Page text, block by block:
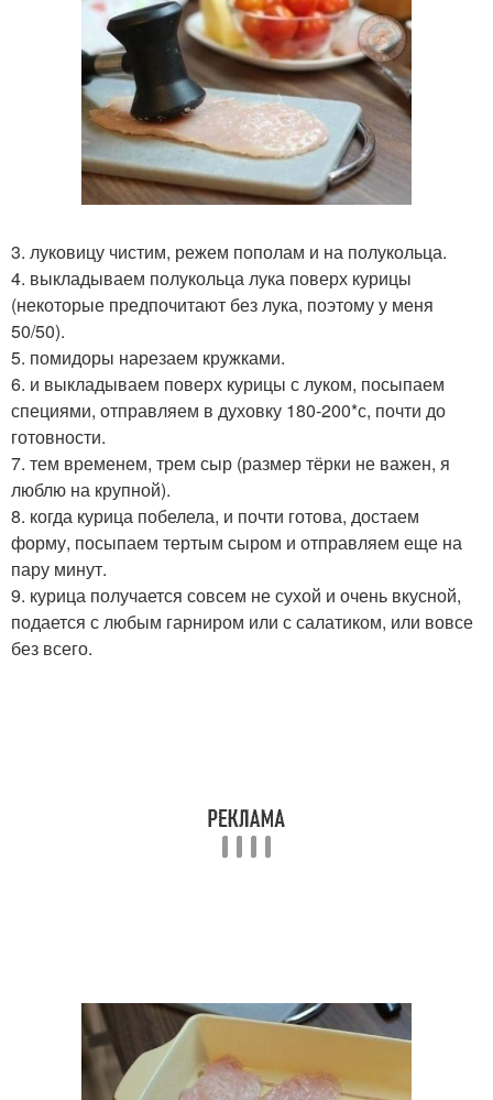
3. луковицу чистим, режем пополам и на полукольца.
4. выкладываем полукольца лука поверх курицы
(некоторые предпочитают без лука, поэтому у меня
50/50).
5. помидоры нарезаем кружками.
6. и выкладываем поверх курицы с луком, посыпаем
специями, отправляем в духовку 180-200*с, почти до
готовности.
7. тем временем, трем сыр (размер тёрки не важен, я
люблю на крупной).
8. когда курица побелела, и почти готова, достаем
форму, посыпаем тертым сыром и отправляем еще на
пару минут.
9. курица получается совсем не сухой и очень вкусной,
подается с любым гарниром или с салатиком, или вовсе
без всего.